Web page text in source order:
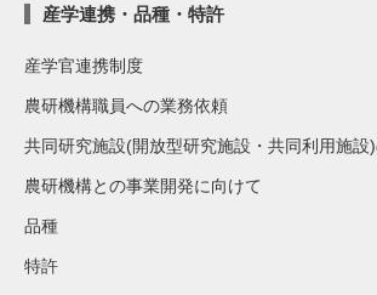
産学連携・品種・特許
産学官連携制度
農研機構職員への業務依頼
共同研究施設(開放型研究施設・共同利用施設
農研機構との事業開発に向けて
品種
特許